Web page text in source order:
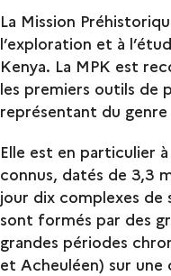
La Mission
l’exploration et à
Kenya. La MPK est
les premiers outils de
représentant du genre
Elle est en particulier
connus, datés de 3,3
jour dix complexes de
sont formés par des
grandes périodes
et Acheuléen) sur une